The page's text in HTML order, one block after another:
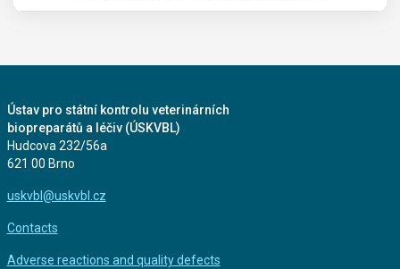
Ústav pro státní kontrolu veterinárních
biopreparátů a léčiv (ÚSKVBL)
Hudcova 232/56a
621 00 Brno
uskvbl@uskvbl.cz
Contacts
Adverse reactions and quality defects